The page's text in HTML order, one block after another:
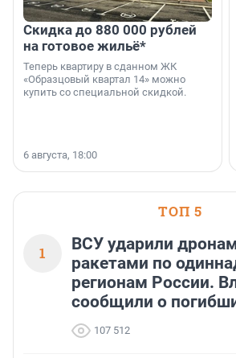
Скидка до 880 000 рублей
на готовое жильё*
Теперь квартиру в сданном ЖК
«Образцовый квартал 14» можно
купить со специальной скидкой.
6 августа, 18:00
ТОП 5
1
ВСУ ударили
ракетами по
регионам России.
сообщили о
107 512